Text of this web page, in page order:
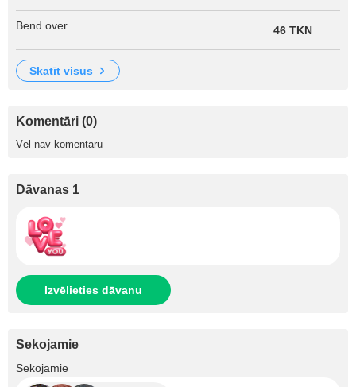
Bend over 46 TKN
skatīt visus
Komentāri (0)
Vēl nav komentāru
Dāvanas 1
Izvēlieties dāvanu
Sekojamie
Sekojamie